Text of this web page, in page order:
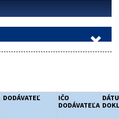
DODÁVATEĽ
IČO
DODÁVATEĽA